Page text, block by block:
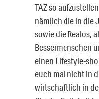
TAZ so
nämlich die in die
sowie die Realos,
Bessermenschen
einen Lifestyle-
euch mal nicht in
wirtschaftlich in